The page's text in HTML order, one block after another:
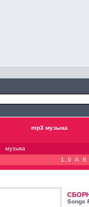
mp3 музыка
музыка
1..9
A B
Songs